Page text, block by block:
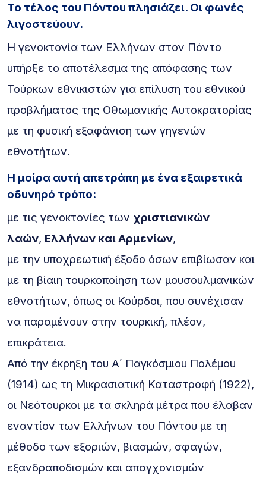
Το τέλος του Πόντου πλησιάζει. Οι φωνές
λιγοστεύουν.
Η γενοκτονία των Ελλήνων στον Πόντο
υπήρξε το αποτέλεσμα της απόφασης των
Τούρκων εθνικιστών για επίλυση του εθνικού
προβλήματος της Οθωμανικής Αυτοκρατορίας
με τη φυσική εξαφάνιση των γηγενών
εθνοτήτων.
Η μοίρα αυτή απετράπη με ένα εξαιρετικά
οδυνηρό τρόπο:
με τις γενοκτονίες των χριστιανικών
λαών, Ελλήνων και Αρμενίων,
με την υποχρεωτική έξοδο όσων επιβίωσαν και
με τη βίαιη τουρκοποίηση των μουσουλμανικών
εθνοτήτων, όπως οι Κούρδοι, που συνέχισαν
να παραμένουν στην τουρκική, πλέον,
επικράτεια.
Από την έκρηξη του Α΄ Παγκόσμιου Πολέμου
(1914) ως τη Μικρασιατική Καταστροφή (1922),
οι Νεότουρκοι με τα σκληρά μέτρα που έλαβαν
εναντίον των Ελλήνων του Πόντου με τη
μέθοδο των εξοριών, βιασμών, σφαγών,
εξανδραποδισμών και απαγχονισμών